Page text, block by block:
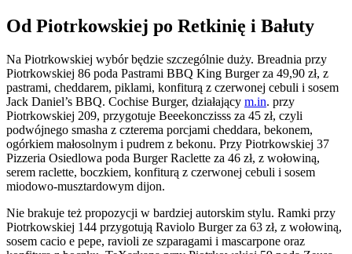
Od Piotrkowskiej po Retkinię i Bałuty
Na Piotrkowskiej wybór będzie szczególnie duży. Breadnia przy
Piotrkowskiej 86 poda Pastrami BBQ King Burger za 49,90 zł, z
pastrami, cheddarem, piklami, konfiturą z czerwonej cebuli i sosem
Jack Daniel’s BBQ. Cochise Burger, działający m.in. przy
Piotrkowskiej 209, przygotuje Beeekonczisss za 45 zł, czyli
podwójnego smasha z czterema porcjami cheddara, bekonem,
ogórkiem małosolnym i pudrem z bekonu. Przy Piotrkowskiej 37
Pizzeria Osiedlowa poda Burger Raclette za 46 zł, z wołowiną,
serem raclette, boczkiem, konfiturą z czerwonej cebuli i sosem
miodowo-musztardowym dijon.
Nie brakuje też propozycji w bardziej autorskim stylu. Ramki przy
Piotrkowskiej 144 przygotują Raviolo Burger za 63 zł, z wołowiną,
sosem cacio e pepe, ravioli ze szparagami i mascarpone oraz